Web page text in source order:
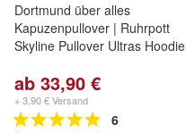
Dortmund über alles
Kapuzenpullover | Ruhrpott
Skyline Pullover Ultras Hoodie
ab 33,90 €
+ 3,90 € Versand
6